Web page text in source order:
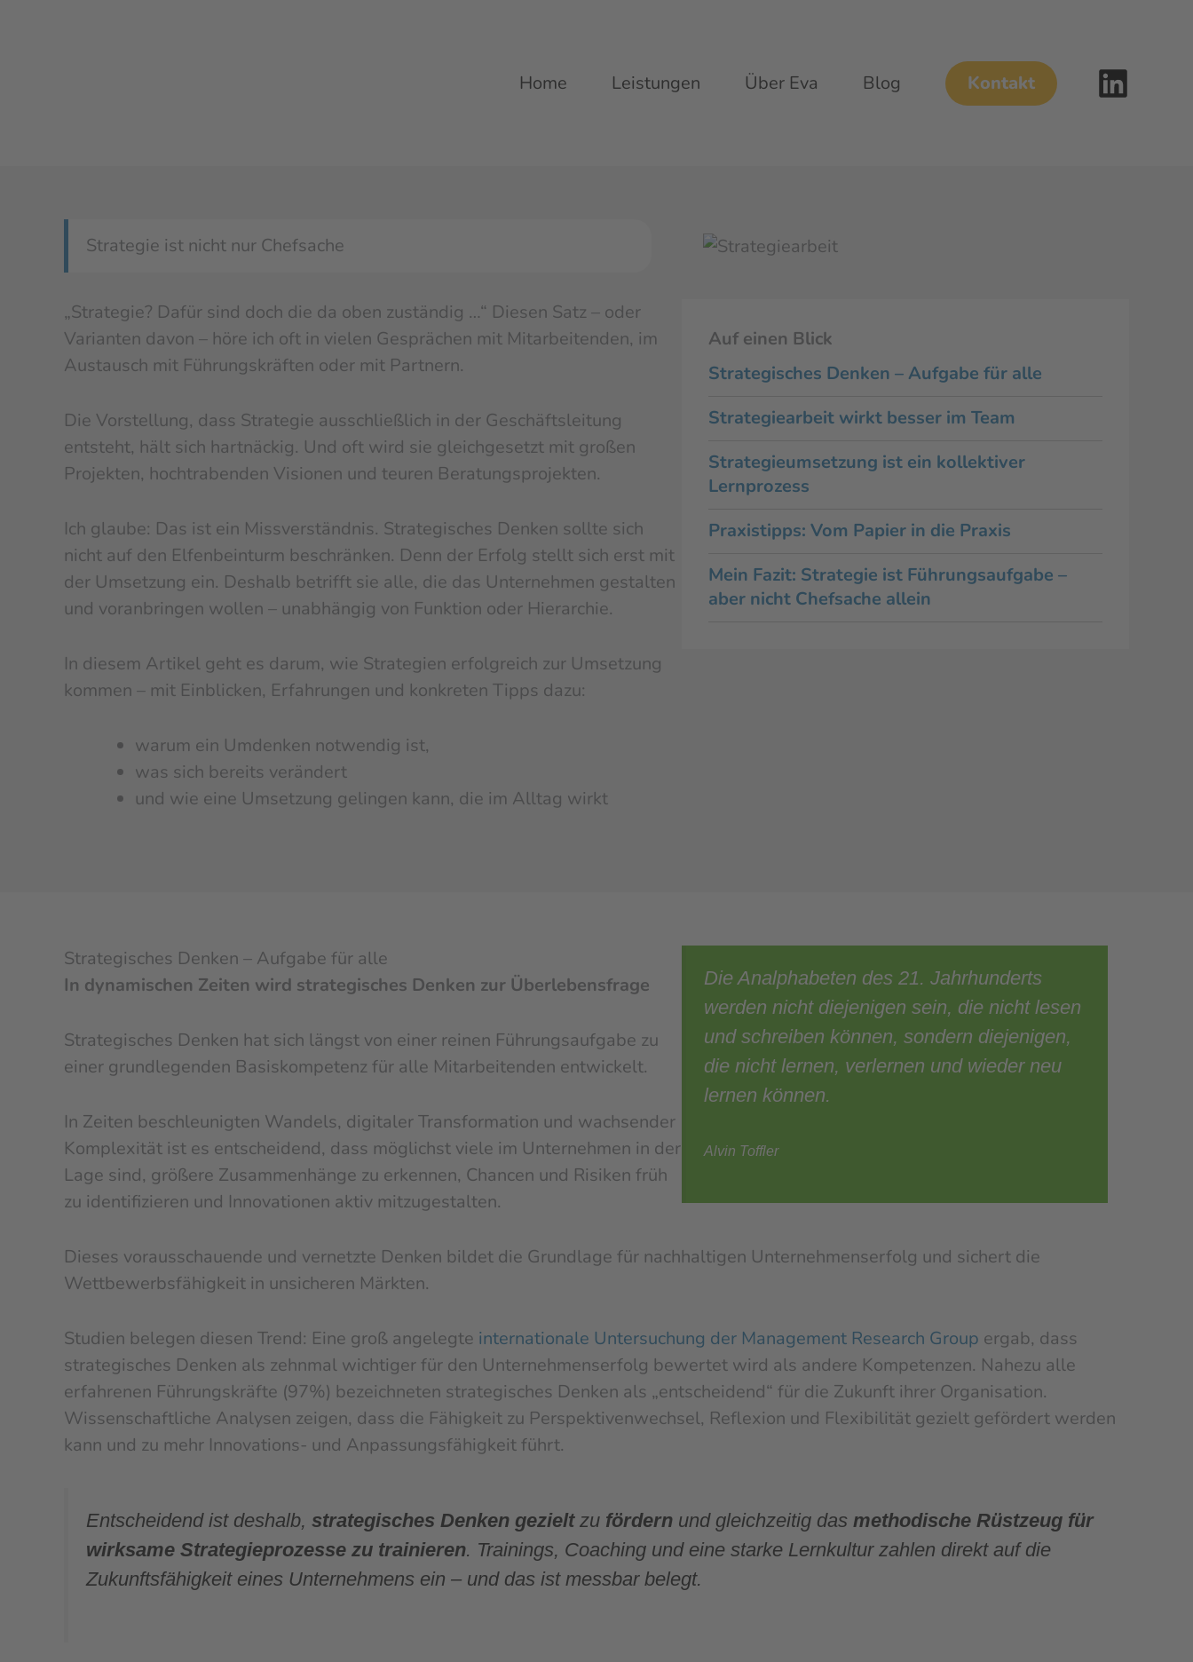
Home Leistungen Über Eva Blog Kontakt
Strategie ist nicht nur Chefsache
„Strategie? Dafür sind doch die da oben zuständig …“ Diesen Satz – oder
Varianten davon – höre ich oft in vielen Gesprächen mit Mitarbeitenden, im
Austausch mit Führungskräften oder mit Partnern.
Die Vorstellung, dass Strategie ausschließlich in der Geschäftsleitung
entsteht, hält sich hartnäckig. Und oft wird sie gleichgesetzt mit großen
Projekten, hochtrabenden Visionen und teuren Beratungsprojekten.
Ich glaube: Das ist ein Missverständnis. Strategisches Denken sollte sich
nicht auf den Elfenbeinturm beschränken. Denn der Erfolg stellt sich erst mit
der Umsetzung ein. Deshalb betrifft sie alle, die das Unternehmen gestalten
und voranbringen wollen – unabhängig von Funktion oder Hierarchie.
In diesem Artikel geht es darum, wie Strategien erfolgreich zur Umsetzung
kommen – mit Einblicken, Erfahrungen und konkreten Tipps dazu:
warum ein Umdenken notwendig ist,
was sich bereits verändert
und wie eine Umsetzung gelingen kann, die im Alltag wirkt
Auf einen Blick
Strategisches Denken – Aufgabe für alle
Strategiearbeit wirkt besser im Team
Strategieumsetzung ist ein kollektiver
Lernprozess
Praxistipps: Vom Papier in die Praxis
Mein Fazit: Strategie ist Führungsaufgabe –
aber nicht Chefsache allein
Strategisches Denken – Aufgabe für alle
In dynamischen Zeiten wird strategisches Denken zur Überlebensfrage
Strategisches Denken hat sich längst von einer reinen Führungsaufgabe zu
einer grundlegenden Basiskompetenz für alle Mitarbeitenden entwickelt.
In Zeiten beschleunigten Wandels, digitaler Transformation und wachsender
Komplexität ist es entscheidend, dass möglichst viele im Unternehmen in der
Lage sind, größere Zusammenhänge zu erkennen, Chancen und Risiken früh
zu identifizieren und Innovationen aktiv mitzugestalten.
Die Analphabeten des 21. Jahrhunderts
werden nicht diejenigen sein, die nicht lesen
und schreiben können, sondern diejenigen,
die nicht lernen, verlernen und wieder neu
lernen können.
Alvin Toffler
Dieses vorausschauende und vernetzte Denken bildet die Grundlage für nachhaltigen Unternehmenserfolg und sichert die
Wettbewerbsfähigkeit in unsicheren Märkten.
Studien belegen diesen Trend: Eine groß angelegte internationale Untersuchung der Management Research Group ergab, dass
strategisches Denken als zehnmal wichtiger für den Unternehmenserfolg bewertet wird als andere Kompetenzen. Nahezu alle
erfahrenen Führungskräfte (97%) bezeichneten strategisches Denken als „entscheidend“ für die Zukunft ihrer Organisation.
Wissenschaftliche Analysen zeigen, dass die Fähigkeit zu Perspektivenwechsel, Reflexion und Flexibilität gezielt gefördert werden
kann und zu mehr Innovations- und Anpassungsfähigkeit führt.
Entscheidend ist deshalb, strategisches Denken gezieltzu fördern und gleichzeitig das methodische Rüstzeug für
wirksame Strategieprozesse zu trainieren. Trainings, Coaching und eine starke Lernkultur zahlen direkt auf die
Zukunftsfähigkeit eines Unternehmens ein – und das ist messbar belegt.